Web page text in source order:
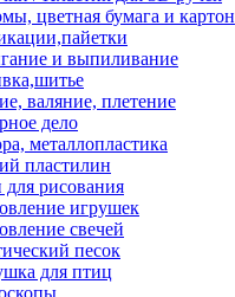
цветная бумага и картон
и выпиливание
валяние, плетение
дело
металлопластика
пластилин
для рисования
игрушек
свечей
песок
для птиц